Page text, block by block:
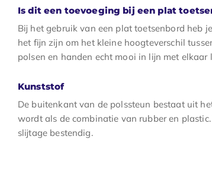
Is dit een toevoeging bij een plat
Bij het gebruik van een plat toetsenbord heb
het fijn zijn om het kleine hoogteverschil
polsen en handen echt mooi in lijn met elkaar
Kunststof
De buitenkant van de polssteun bestaat uit
wordt als de combinatie van rubber en
slijtage bestendig.